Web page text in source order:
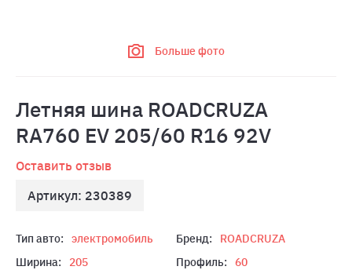
Больше фото
Летняя шина ROADCRUZA
RA760 EV 205/60 R16 92V
Оставить отзыв
Артикул: 230389
Тип авто: электромобиль Бренд:
ROADCRUZA
Ширина:
205 Профиль:
60